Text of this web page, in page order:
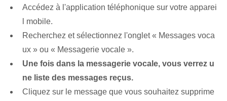
Accédez à l'application téléphonique sur votre apparei
l mobile.
Recherchez et sélectionnez l'onglet « Messages voca
ux » ou « Messagerie vocale ».
Une fois dans la messagerie vocale, vous verrez u
ne liste des messages reçus.
Cliquez sur le message que vous souhaitez supprime